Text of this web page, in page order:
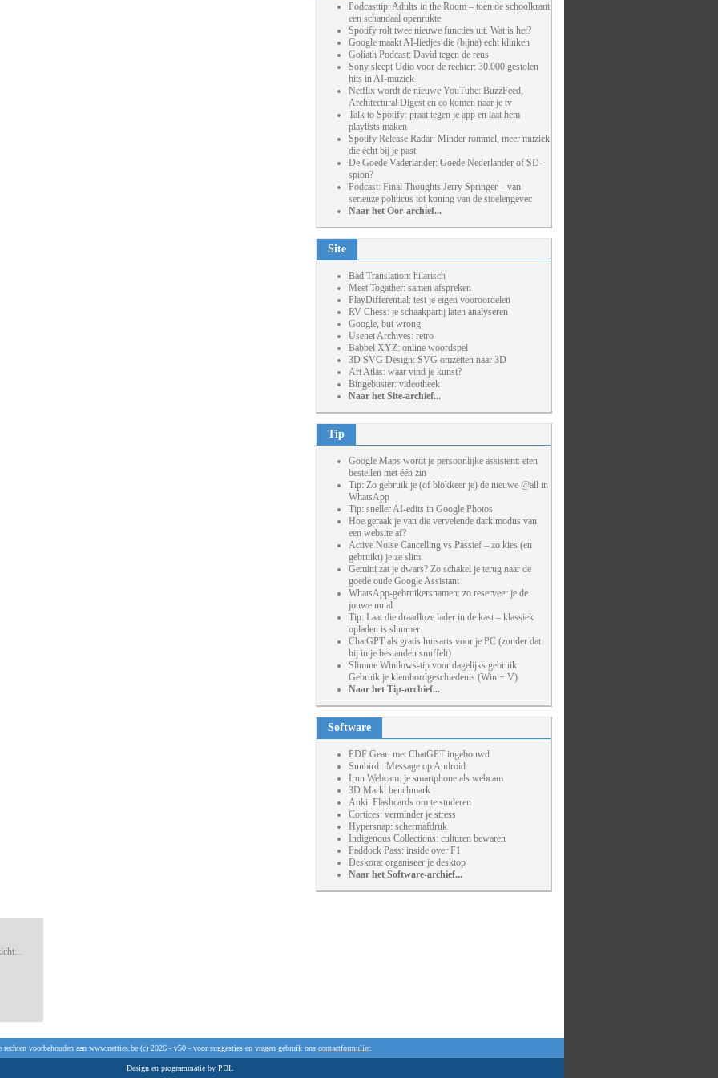
Podcasttip: Adults in the Room – toen de schoolkrant
een schandaal openrukte
Spotify rolt twee nieuwe functies uit. Wat is het?
Google maakt AI-liedjes die (bijna) echt klinken
Goliath Podcast: David tegen de reus
Sony sleept Udio voor de rechter: 30.000 gestolen
hits in AI-muziek
Netflix wordt de nieuwe YouTube: BuzzFeed,
Architectural Digest en co komen naar je tv
Talk to Spotify: praat tegen je app en laat hem
playlists maken
Spotify Release Radar: Minder rommel, meer muziek
die écht bij je past
De Goede Vaderlander: Goede Nederlander of SD-
spion?
Podcast: Final Thoughts Jerry Springer – van
serieuze politicus tot koning van de stoelengevec
Naar het Oor-archief...
Site
Bad Translation: hilarisch
Meet Togather: samen afspreken
PlayDifferential: test je eigen vooroordelen
RV Chess: je schaakpartij laten analyseren
Google, but wrong
Usenet Archives: retro
Babbel XYZ: online woordspel
3D SVG Design: SVG omzetten naar 3D
Art Atlas: waar vind je kunst?
Bingebuster: videotheek
Naar het Site-archief...
Tip
Google Maps wordt je persoonlijke assistent: eten
bestellen met één zin
Tip: Zo gebruik je (of blokkeer je) de nieuwe @all in
WhatsApp
Tip: sneller AI-edits in Google Photos
Hoe geraak je van die vervelende dark modus van
een website af?
Active Noise Cancelling vs Passief – zo kies (en
gebruikt) je ze slim
Gemini zat je dwars? Zo schakel je terug naar de
goede oude Google Assistant
WhatsApp-gebruikersnamen: zo reserveer je de
jouwe nu al
Tip: Laat die draadloze lader in de kast – klassiek
opladen is slimmer
ChatGPT als gratis huisarts voor je PC (zonder dat
hij in je bestanden snuffelt)
Slimme Windows-tip voor dagelijks gebruik:
Gebruik je klembordgeschiedenis (Win + V)
Naar het Tip-archief...
Software
PDF Gear: met ChatGPT ingebouwd
Sunbird: iMessage op Android
Irun Webcam: je smartphone als webcam
3D Mark: benchmark
Anki: Flashcards om te studeren
Cortices: verminder je stress
Hypersnap: schermafdruk
Indigenous Collections: culturen bewaren
Paddock Pass: inside over F1
Deskora: organiseer je desktop
Naar het Software-archief...
rechten voorbehouden aan www.netties.be (c) 2026 - v50 - voor suggesties en vragen gebruik ons contactformulier.
Design en programmatie by PDL